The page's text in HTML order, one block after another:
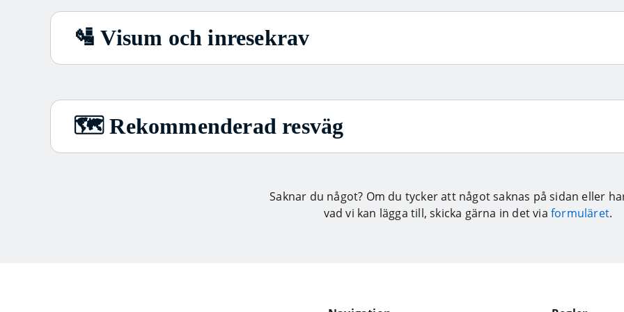
🛂 Visum och inresekrav
🗺️ Rekommenderad resväg
Saknar du något? Om du tycker att något saknas på sidan eller
vad vi kan lägga till, skicka gärna in det viaformuläret.